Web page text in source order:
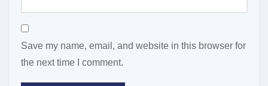
Save my name, email, and website in this browser for
the next time I comment.